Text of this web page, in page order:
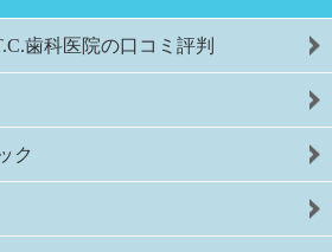
歯科医院の口コミ評判
ク